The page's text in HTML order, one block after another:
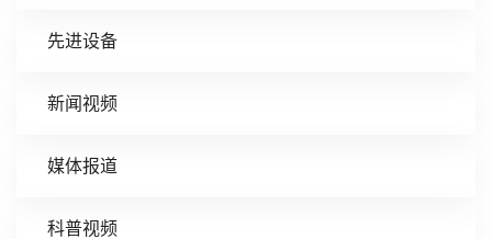
先进设备
新闻视频
媒体报道
科普视频